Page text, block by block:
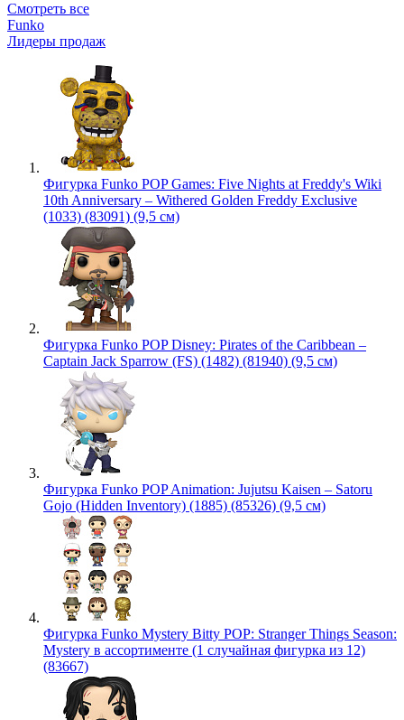
Смотреть все
Funko
Лидеры продаж
Фигурка Funko POP Games: Five Nights at Freddy's Wiki
10th Anniversary – Withered Golden Freddy Exclusive
(1033) (83091) (9,5 см)
Фигурка Funko POP Disney: Pirates of the Caribbean –
Captain Jack Sparrow (FS) (1482) (81940) (9,5 см)
Фигурка Funko POP Animation: Jujutsu Kaisen – Satoru
Gojo (Hidden Inventory) (1885) (85326) (9,5 см)
Фигурка Funko Mystery Bitty POP: Stranger Things Season:
Mystery в ассортименте (1 случайная фигурка из 12)
(83667)